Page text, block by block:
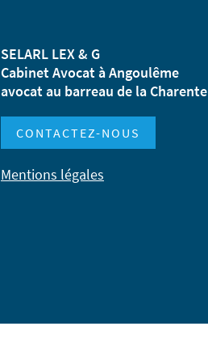
SELARL LEX & G
Cabinet Avocat à Angoulême
avocat au barreau de la Charente
CONTACTEZ-NOUS
Mentions légales